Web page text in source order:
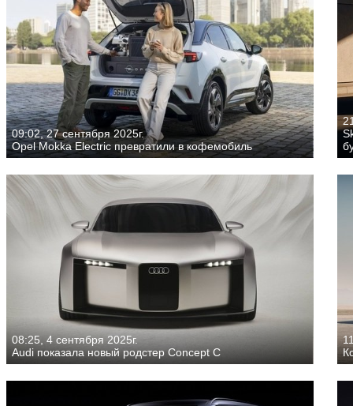
09:02, 27 сентября 2025г.
Opel Mokka Electric превратили в кофемобиль
08:25, 4 сентября 2025г.
Audi показала новый родстер Concept C